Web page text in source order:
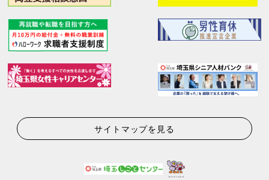
サイトマップを見る